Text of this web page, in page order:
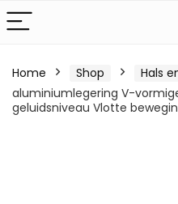
Home Shop Hals
aluminiumlegering V-
geluidsniveau Vlotte